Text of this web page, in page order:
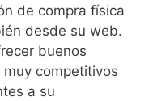
de compra física
desde su web.
buenos
competitivos
a su